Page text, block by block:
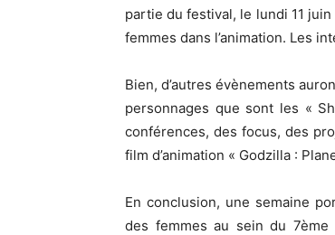
partie du festival, le lundi 11
femmes dans l’animation. Les
Bien, d’autres évènements
personnages que sont les «
conférences, des focus, des
film d’animation « Godzilla :
En conclusion, une semaine
des femmes au sein du 7ème